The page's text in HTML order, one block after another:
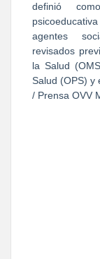
definió
agentes
revisados
la Salud
Salud (OPS) y
/ Prensa OVV